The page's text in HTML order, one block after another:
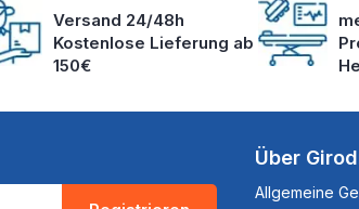
Versand 24/48h
Kostenlose Lieferung ab
150€
Über
Allgemeine